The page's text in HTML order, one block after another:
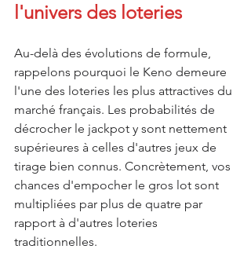
l'univers des loteries
Au-delà des évolutions de formule,
rappelons pourquoi le Keno demeure
l'une des loteries les plus attractives du
marché français. Les probabilités de
décrocher le jackpot y sont nettement
supérieures à celles d'autres jeux de
tirage bien connus. Concrètement, vos
chances d'empocher le gros lot sont
multipliées par plus de quatre par
rapport à d'autres loteries
traditionnelles.